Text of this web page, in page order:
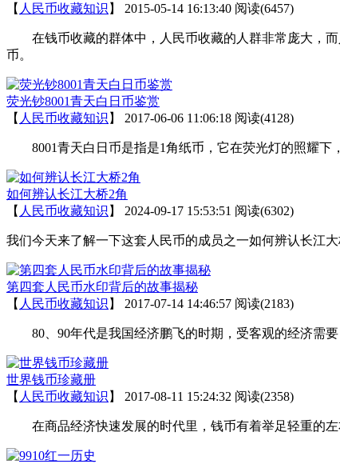
【 人民币收藏知识 】 2015-05-14 16:13:40 阅读(6457)
在钱币收藏的群体中，人民币收藏的人群非常庞大，而
币。
荧光钞8001青天白日币鉴赏
【 人民币收藏知识 】 2017-06-06 11:06:18 阅读(4128)
8001青天白日币是指是1角纸币，它在荧光灯的照耀下
如何辨认长江大桥2角
【 人民币收藏知识 】 2024-09-17 15:53:51 阅读(6302)
我们今天来了解一下这套人民币的成员之一如何辨认长江
第四套人民币水印背后的故事揭秘
【 人民币收藏知识 】 2017-07-14 14:46:57 阅读(2183)
80、90年代是我国经济鹏飞的时期，受客观的经济需要
世界钱币珍藏册
【 人民币收藏知识 】 2017-08-11 15:24:32 阅读(2358)
在商品经济快速发展的时代里，钱币有着举足轻重的